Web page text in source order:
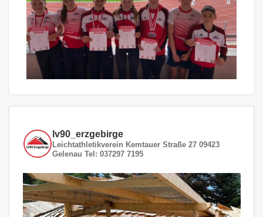
lv90_erzgebirge
Leichtathletikverein Kemtauer Straße 27 09423
Gelenau Tel: 037297 7195